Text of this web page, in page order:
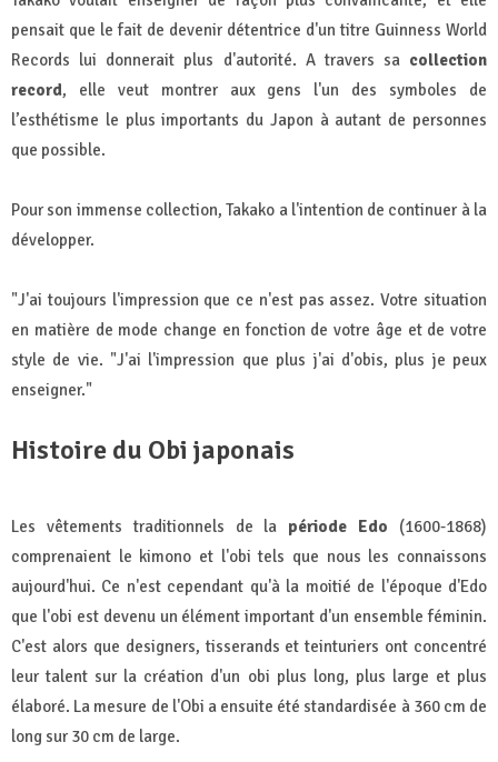
pensait que le fait de devenir détentrice d'un titre Guinness World
Records lui donnerait plus d'autorité. A travers sa collection
record, elle veut montrer aux gens l'un des symboles de
l’esthétisme le plus importants du Japon à autant de personnes
que possible.
Pour son immense collection, Takako a l'intention de continuer à la
développer.
"J'ai toujours l'impression que ce n'est pas assez. Votre situation
en matière de mode change en fonction de votre âge et de votre
style de vie. "J'ai l'impression que plus j'ai d'obis, plus je peux
enseigner."
Histoire du Obi japonais
Les vêtements traditionnels de la période Edo (1600-1868)
comprenaient le kimono et l'obi tels que nous les connaissons
aujourd'hui. Ce n'est cependant qu'à la moitié de l'époque d'Edo
que l'obi est devenu un élément important d'un ensemble féminin.
C'est alors que designers, tisserands et teinturiers ont concentré
leur talent sur la création d'un obi plus long, plus large et plus
élaboré. La mesure de l'Obi a ensuite été standardisée à 360 cm de
long sur 30 cm de large.